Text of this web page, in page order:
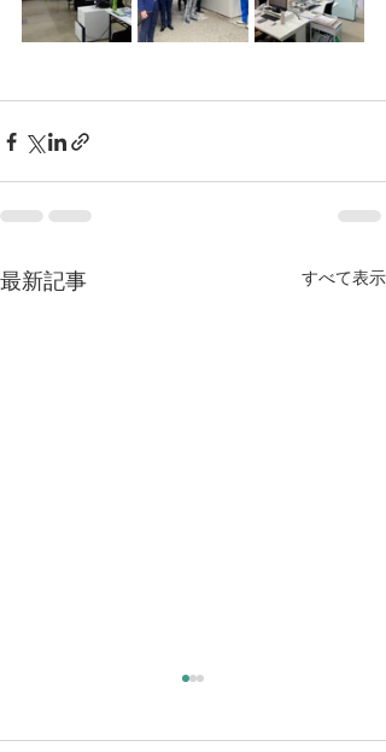
最新記事 すべて表示